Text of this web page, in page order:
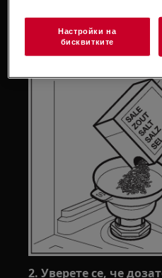
уплътнение и дали
правилно в дозатора
2. Уверете се, че
Настройки на
бисквитките